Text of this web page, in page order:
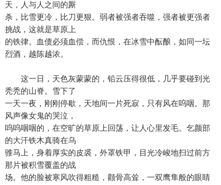
天，人与人之间的厮
杀，比雪更冷，比刀更狠。弱者被强者吞噬，强者被更强者
挑战，这就是草原上
的铁律。血债必须血偿，而仇恨，在冰雪中酝酿，如同一坛
烈酒，越陈越浓。
这一日，天色灰蒙蒙的，铅云压得很低，几乎要碰到光
秃秃的山脊。雪下了
一天一夜，刚刚停歇，天地间一片死寂，只有风在呜咽。那
风声像女鬼的哭泣，
呜呜咽咽的，在空旷的草原上回荡，让人心里发毛。乞颜部
的大汗铁木真骑在乌
骓马上，身着厚实的皮裘，外罩铁甲，目光冷峻地扫过前方
那片被积雪覆盖的战
场。他的脸被寒风吹得粗糙，颧骨高耸，一双鹰隼般的眼睛